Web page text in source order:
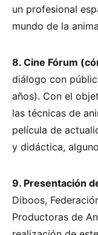
un profesional
mundo de la
8. Cine Fórum
diálogo con
años). Con el
las técnicas de
película de
y didáctica,
9. Presentación
Diboos,
Productoras de